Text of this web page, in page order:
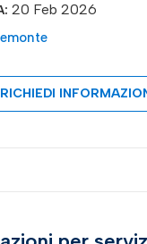
20 Feb 2026
RICHIEDI